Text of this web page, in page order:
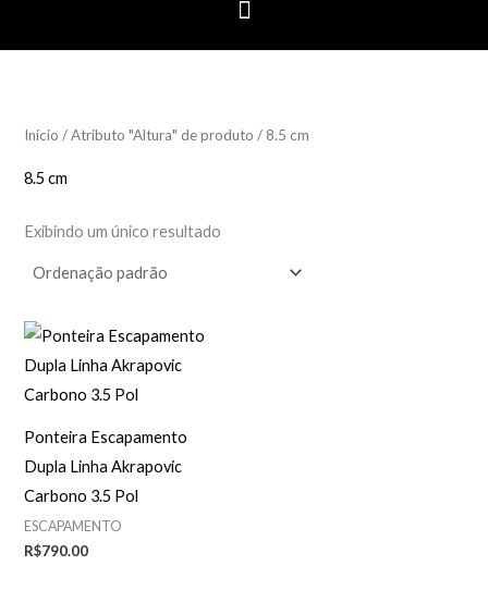
Início / Atributo "Altura" de produto / 8.5 cm
8.5 cm
Exibindo um único resultado
Ponteira Escapamento
Dupla Linha Akrapovic
Carbono 3.5 Pol
ESCAPAMENTO
R$790.00